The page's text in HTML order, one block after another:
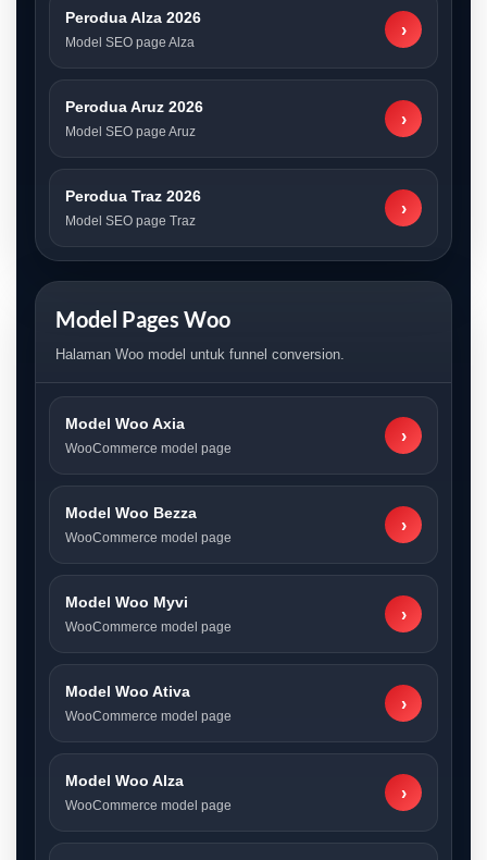
Perodua Alza 2026
Model SEO page Alza
›
Perodua Aruz 2026
Model SEO page Aruz
›
Perodua Traz 2026
Model SEO page Traz
›
Model Pages Woo
Halaman Woo model untuk funnel conversion.
Model Woo Axia
WooCommerce model page
›
Model Woo Bezza
WooCommerce model page
›
Model Woo Myvi
WooCommerce model page
›
Model Woo Ativa
WooCommerce model page
›
Model Woo Alza
WooCommerce model page
›